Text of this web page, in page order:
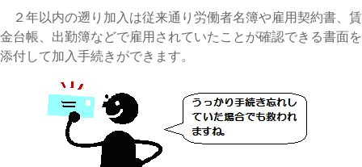
２年以内の遡り加入は従来通り労働者名簿や雇用契約書、賃
金台帳、出勤簿などで雇用されていたことが確認できる書面を
添付して加入手続きができます。